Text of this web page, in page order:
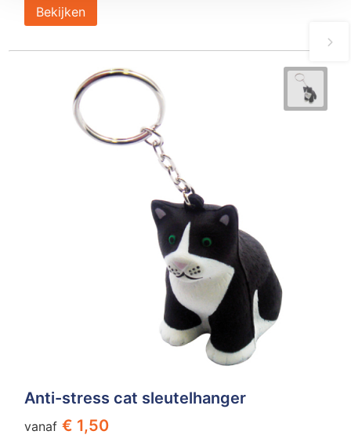
Bekijken
Anti-stress cat sleutelhanger
vanaf € 1,50